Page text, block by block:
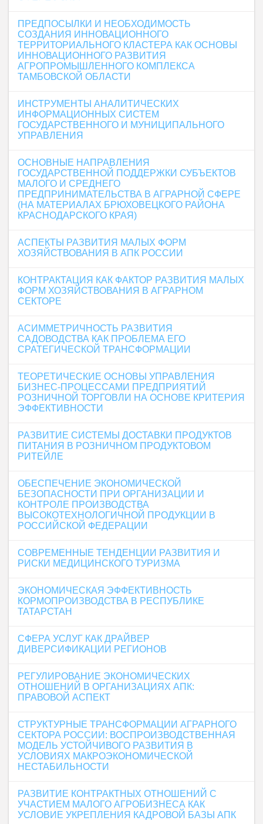
ПРЕДПОСЫЛКИ И НЕОБХОДИМОСТЬ
СОЗДАНИЯ ИННОВАЦИОННОГО
ТЕРРИТОРИАЛЬНОГО КЛАСТЕРА КАК ОСНОВЫ
ИННОВАЦИОННОГО РАЗВИТИЯ
АГРОПРОМЫШЛЕННОГО КОМПЛЕКСА
ТАМБОВСКОЙ ОБЛАСТИ
ИНСТРУМЕНТЫ АНАЛИТИЧЕСКИХ
ИНФОРМАЦИОННЫХ СИСТЕМ
ГОСУДАРСТВЕННОГО И МУНИЦИПАЛЬНОГО
УПРАВЛЕНИЯ
ОСНОВНЫЕ НАПРАВЛЕНИЯ
ГОСУДАРСТВЕННОЙ ПОДДЕРЖКИ СУБЪЕКТОВ
МАЛОГО И СРЕДНЕГО
ПРЕДПРИНИМАТЕЛЬСТВА В АГРАРНОЙ СФЕРЕ
(НА МАТЕРИАЛАХ БРЮХОВЕЦКОГО РАЙОНА
КРАСНОДАРСКОГО КРАЯ)
АСПЕКТЫ РАЗВИТИЯ МАЛЫХ ФОРМ
ХОЗЯЙСТВОВАНИЯ В АПК РОССИИ
КОНТРАКТАЦИЯ КАК ФАКТОР РАЗВИТИЯ МАЛЫХ
ФОРМ ХОЗЯЙСТВОВАНИЯ В АГРАРНОМ
СЕКТОРЕ
АСИММЕТРИЧНОСТЬ РАЗВИТИЯ
САДОВОДСТВА КАК ПРОБЛЕМА ЕГО
СРАТЕГИЧЕСКОЙ ТРАНСФОРМАЦИИ
ТЕОРЕТИЧЕСКИЕ ОСНОВЫ УПРАВЛЕНИЯ
БИЗНЕС-ПРОЦЕССАМИ ПРЕДПРИЯТИЙ
РОЗНИЧНОЙ ТОРГОВЛИ НА ОСНОВЕ КРИТЕРИЯ
ЭФФЕКТИВНОСТИ
РАЗВИТИЕ СИСТЕМЫ ДОСТАВКИ ПРОДУКТОВ
ПИТАНИЯ В РОЗНИЧНОМ ПРОДУКТОВОМ
РИТЕЙЛЕ
ОБЕСПЕЧЕНИЕ ЭКОНОМИЧЕСКОЙ
БЕЗОПАСНОСТИ ПРИ ОРГАНИЗАЦИИ И
КОНТРОЛЕ ПРОИЗВОДСТВА
ВЫСОКОТЕХНОЛОГИЧНОЙ ПРОДУКЦИИ В
РОССИЙСКОЙ ФЕДЕРАЦИИ
СОВРЕМЕННЫЕ ТЕНДЕНЦИИ РАЗВИТИЯ И
РИСКИ МЕДИЦИНСКОГО ТУРИЗМА
ЭКОНОМИЧЕСКАЯ ЭФФЕКТИВНОСТЬ
КОРМОПРОИЗВОДСТВА В РЕСПУБЛИКЕ
ТАТАРСТАН
СФЕРА УСЛУГ КАК ДРАЙВЕР
ДИВЕРСИФИКАЦИИ РЕГИОНОВ
РЕГУЛИРОВАНИЕ ЭКОНОМИЧЕСКИХ
ОТНОШЕНИЙ В ОРГАНИЗАЦИЯХ АПК:
ПРАВОВОЙ АСПЕКТ
СТРУКТУРНЫЕ ТРАНСФОРМАЦИИ АГРАРНОГО
СЕКТОРА РОССИИ: ВОСПРОИЗВОДСТВЕННАЯ
МОДЕЛЬ УСТОЙЧИВОГО РАЗВИТИЯ В
УСЛОВИЯХ МАКРОЭКОНОМИЧЕСКОЙ
НЕСТАБИЛЬНОСТИ
РАЗВИТИЕ КОНТРАКТНЫХ ОТНОШЕНИЙ С
УЧАСТИЕМ МАЛОГО АГРОБИЗНЕСА КАК
УСЛОВИЕ УКРЕПЛЕНИЯ КАДРОВОЙ БАЗЫ АПК